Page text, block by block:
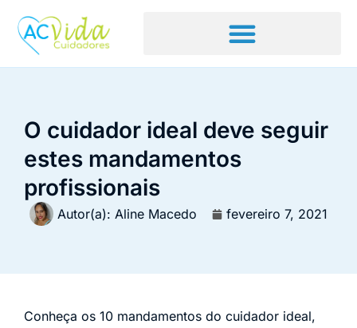
O cuidador ideal deve seguir
estes mandamentos
profissionais
Autor(a): Aline Macedo fevereiro 7, 2021
Conheça os 10 mandamentos do cuidador ideal,